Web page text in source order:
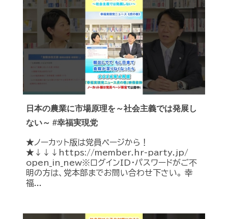
日本の農業に市場原理を～社会主義では発展し
ない～ #幸福実現党
★ノーカット版は党員ページから！
★↓↓↓https://member.hr-party.jp/
open_in_new※ログインID・パスワードがご不
明の方は、党本部までお問い合わせ下さい。 幸
福...